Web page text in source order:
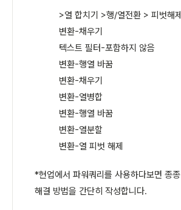
>열 합치기 >행/열전환 > 피벗해
변환-채우기
텍스트 필터-포함하지 않음
변환-행열 바꿈
변환-채우기
변환-열병합
변환-행열 바꿈
변환-열분할
변환-열 피벗 해제
*현업에서 파워쿼리를 사용하다보면 종
해결 방법을 간단히 작성합니다.